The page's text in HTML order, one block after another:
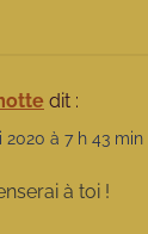
dit :
2020 à 7 h 43 min
à toi !